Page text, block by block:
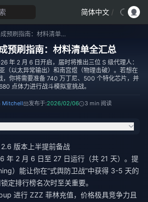
简体中文 /
ZZZ 2.6 养成预刷指南：材料清单全汇总
预刷指南：材料清单全汇总
年 2 月 6 日开启，届时将推出三位 S 级代理人：
（以太异常输出）和南宫煜（物理击破）。若想在
，你将需要准备 740 万丁尼、500 个特化芯片，并
点体力进行战斗模拟室挑战。
Mitchell 发布于:2026/02/06 3 min 阅读
版本上半提前备战
年 2 月 6 日至 27 日运行（共 21 天）。提
）能让你在“式舆防卫战”中获得 3-5 天的
排行榜名次时至关重要。
进行 ZZZ 菲林充值，价格极具竞争力且